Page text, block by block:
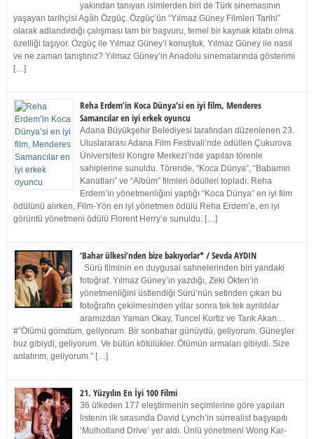
yakından tanıyan isimlerden biri de Türk sinemasının
yaşayan tarihçisi Agâh Özgüç. Özgüç’ün “Yılmaz Güney Filmleri Tarihi”
olarak adlandırdığı çalışması tam bir başvuru, temel bir kaynak kitabı olma
özelliği taşıyor. Özgüç ile Yılmaz Güney’i konuştuk. Yılmaz Güney ile nasıl
ve ne zaman tanıştınız? Yılmaz Güney’in Anadolu sinemalarında gösterimi
[…]
Reha Erdem’in Koca Dünya’si en iyi film, Menderes
Samancılar en iyi erkek oyuncu
Adana Büyükşehir Belediyesi tarafından düzenlenen 23.
Uluslararası Adana Film Festivali’nde ödüllen Çukurova
Üniversitesi Kongre Merkezi’nde yapılan törenle
sahiplerine sunuldu. Törende, “Koca Dünya”, “Babamın
Kanatları” ve “Albüm” filmleri ödülleri topladı. Reha
Erdem’in yönetmenliğini yaptığı “Koca Dünya” en iyi film
ödülünü alırken, Film-Yön en iyi yönetmen ödülü Reha Erdem’e, en iyi
görüntü yönetmeni ödülü Florent Herry’e sunuldu. […]
‘Bahar ülkesi’nden bize bakıyorlar* / Sevda AYDIN
Sürü filminin en duygusal sahnelerinden biri yandaki
fotoğraf. Yılmaz Güney’in yazdığı, Zeki Ökten’in
yönetmenliğini üstlendiği Sürü’nün setinden çıkan bu
fotoğrafın çekilmesinden yıllar sonra tek tek ayrıldılar
aramızdan Yaman Okay, Tuncel Kurtiz ve Tarık Akan…
#”Ölümü gömdüm, geliyorum. Bir sonbahar günüydü, geliyorum. Güneşler
buz gibiydi, geliyorum. Ve bütün kötülükler. Ölümün armaları gibiydi. Size
anlatırım, geliyorum.” […]
21. Yüzyılın En İyi 100 Filmi
36 ülkeden 177 eleştirmenin seçimlerine göre yapılan
listenin ilk sırasında David Lynch’in sürrealist başyapıtı
‘Mulholland Drive’ yer aldı. Ünlü yönetmeni Wong Kar-